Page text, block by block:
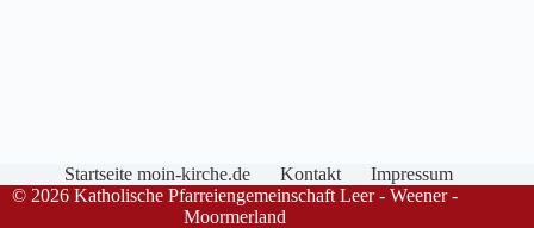
Startseite moin-kirche.de Kontakt
Impressum
© 2026 Katholische Pfarreiengemeinschaft Leer - Weener -
Moormerland